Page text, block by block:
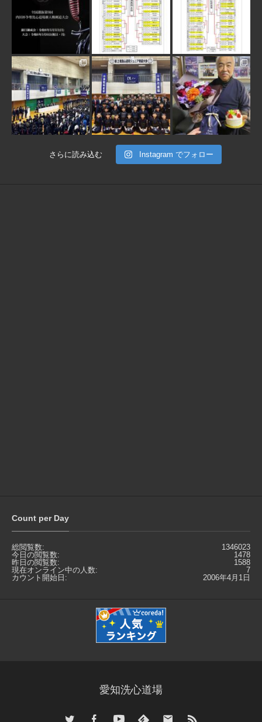
1月 30 1月 30 1月 28
さらに読み込む Instagram でフォロー
Count per Day
1346023
総閲覧数:
1478
今日の閲覧数:
1588
昨日の閲覧数:
7
現在オンライン中の人数:
2006年4月1日
カウント開始日:
愛知洗心道場